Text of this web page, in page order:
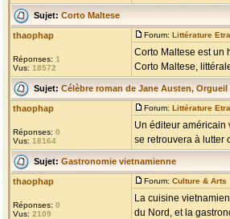
Sujet: Corto Maltese
thaophap
Réponses: 1
Vus: 18572
Forum: Littérature
Corto Maltese est un
Corto Maltese,
Sujet: Célèbre roman de Jane Austen,
thaophap
Réponses: 0
Vus: 18164
Forum: Littérature
Un éditeur américain
se retrouvera à lutter
Sujet: Gastronomie vietnamienne
thaophap
Réponses: 0
Vus: 2109
Forum: Culture & Arts
La cuisine
du Nord, et la